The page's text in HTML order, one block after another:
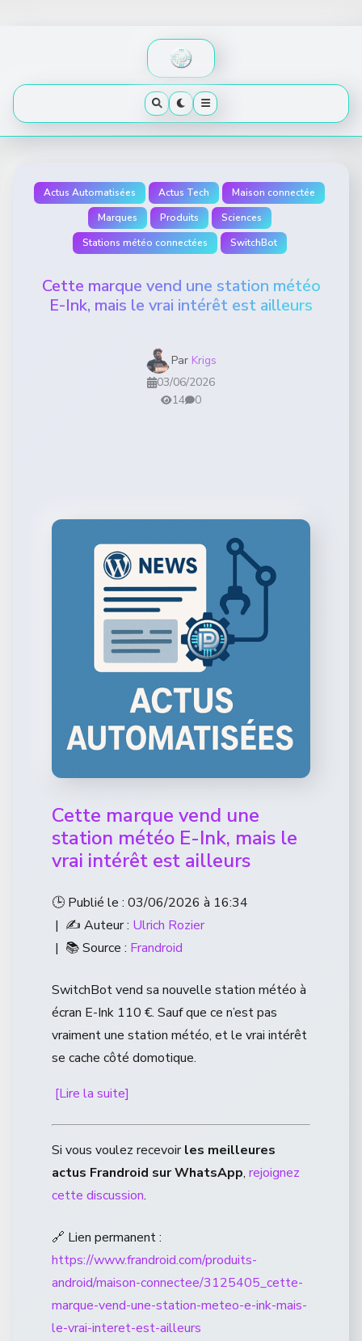
Actus Automatisées Actus Tech
Maison connectée
Marques
Produits
Sciences
Stations météo connectées
SwitchBot
Cette marque vend une station météo
E-Ink, mais le vrai intérêt est ailleurs
Par Krigs
03/06/2026
14
0
Cette marque vend une
station météo E-Ink, mais le
vrai intérêt est ailleurs
🕒 Publié le : 03/06/2026 à 16:34
| ✍️ Auteur : Ulrich Rozier
| 📚 Source : Frandroid
SwitchBot vend sa nouvelle station météo à
écran E-Ink 110 €. Sauf que ce n’est pas
vraiment une station météo, et le vrai intérêt
se cache côté domotique.
[Lire la suite]
Si vous voulez recevoirles meilleures
actus Frandroid sur WhatsApp, rejoignez
cette discussion.
🔗 Lien permanent :
https://www.frandroid.com/produits-
android/maison-connectee/3125405_cette-
marque-vend-une-station-meteo-e-ink-mais-
le-vrai-interet-est-ailleurs